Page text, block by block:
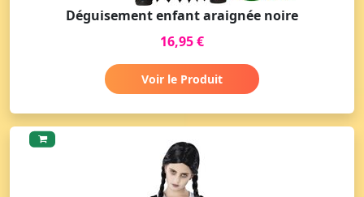
Déguisement enfant araignée noire
16,95 €
Voir le Produit